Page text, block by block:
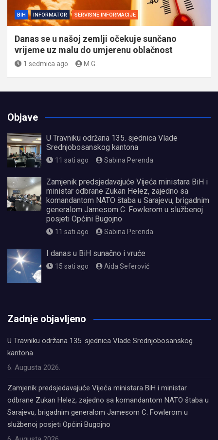
BIH INFORMATOR SERVISNE INFORMACIJE
Danas se u našoj zemlji očekuje sunčano
vrijeme uz malu do umjerenu oblačnost
1 sedmica ago M.G.
Objave
U Travniku održana 135. sjednica Vlade
Srednjobosanskog kantona
11 sati ago Sabina Perenda
Zamjenik predsjedavajuće Vijeća ministara BiH i
ministar odbrane Zukan Helez, zajedno sa
komandantom NATO štaba u Sarajevu, brigadnim
generalom Jamesom C. Fowlerom u službenoj
posjeti Općini Bugojno
11 sati ago Sabina Perenda
I danas u BiH sunačno i vruće
15 sati ago Aida Seferović
Zadnje objavljeno
U Travniku održana 135. sjednica Vlade Srednjobosanskog
kantona
6. Augusta 2026.
Zamjenik predsjedavajuće Vijeća ministara BiH i ministar
odbrane Zukan Helez, zajedno sa komandantom NATO štaba u
Sarajevu, brigadnim generalom Jamesom C. Fowlerom u
službenoj posjeti Općini Bugojno